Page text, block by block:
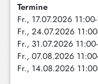
Termine
Fr., 17.07.2026
Fr., 24.07.2026
Fr., 31.07.2026
Fr., 07.08.2026
Fr., 14.08.2026